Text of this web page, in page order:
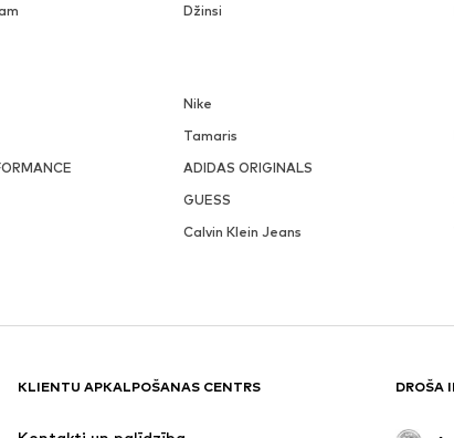
Džinsi
Nike
Tamaris
ADIDAS ORIGINALS
GUESS
Calvin Klein Jeans
KLIENTU APKALPOŠANAS CENTRS DROŠA